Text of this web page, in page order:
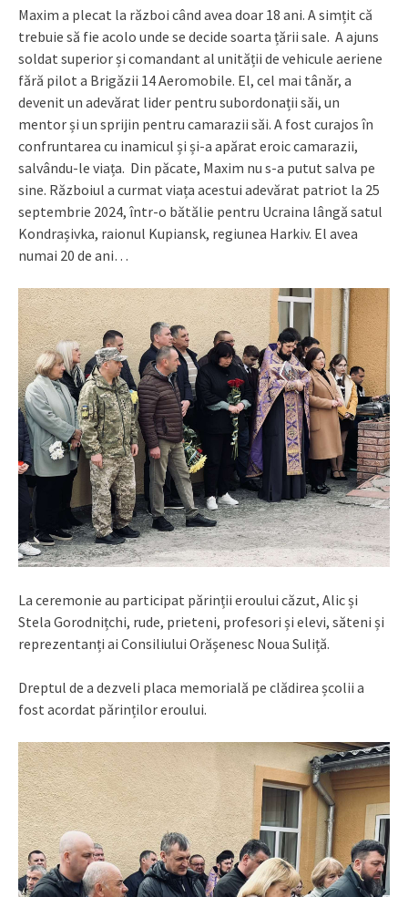
Maxim a plecat la război când avea doar 18 ani. A simțit că
trebuie să fie acolo unde se decide soarta țării sale. A ajuns
soldat superior și comandant al unității de vehicule aeriene
fără pilot a Brigăzii 14 Aeromobile. El, cel mai tânăr, a
devenit un adevărat lider pentru subordonații săi, un
mentor și un sprijin pentru camarazii săi. A fost curajos în
confruntarea cu inamicul și și-a apărat eroic camarazii,
salvându-le viața. Din păcate, Maxim nu s-a putut salva pe
sine. Războiul a curmat viața acestui adevărat patriot la 25
septembrie 2024, într-o bătălie pentru Ucraina lângă satul
Kondrașivka, raionul Kupiansk, regiunea Harkiv. El avea
numai 20 de ani…
La ceremonie au participat părinții eroului căzut, Alic și
Stela Gorodnițchi, rude, prieteni, profesori și elevi, săteni și
reprezentanți ai Consiliului Orășenesc Noua Suliță.
Dreptul de a dezveli placa memorială pe clădirea școlii a
fost acordat părinților eroului.